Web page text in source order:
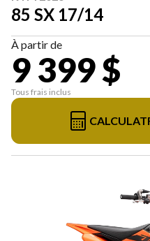
85 SX 17/14
À partir de
9 399 $
Tous frais inclus